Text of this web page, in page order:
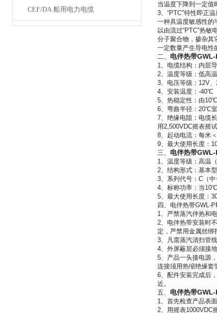
CEF/DA 船用电力电缆
当温度下降到一定值
3、“PTC"特性即正
一种具温度敏感性的
以由流过“PTC"热敏
分子聚合物，掺杂其
一定数量产生导电性
二、 电伴热带GWL-
1、电缆结构：内层
2、温度等级：低高
3、电压等级：12V
4、安装温度：-40℃
5、热稳定性：由
6、弯曲半径：20℃
7、绝缘电阻：电缆
用2,500VDC摇表摇
8、起动电流：每米
9、最大使用长度：
三、 电伴热带GWL-
1、温度等级：高温
2、结构形式：基本
3、系列代号：C（
4、标称功率：当
5、最大使用长度：
四、电伴热带GWL-
1、严禁蒸汽伴热和
2、电伴热带安装时
定，严禁用金属丝绑
3、凡需蒸汽清扫管
4、外屏蔽层必须接
5、产品一头接电源
连接须用热缩绝缘套
6、配件安装完成后
近。
五、 电伴热带GWL-
1、首先检查产品表
2、用摇表1000VDC